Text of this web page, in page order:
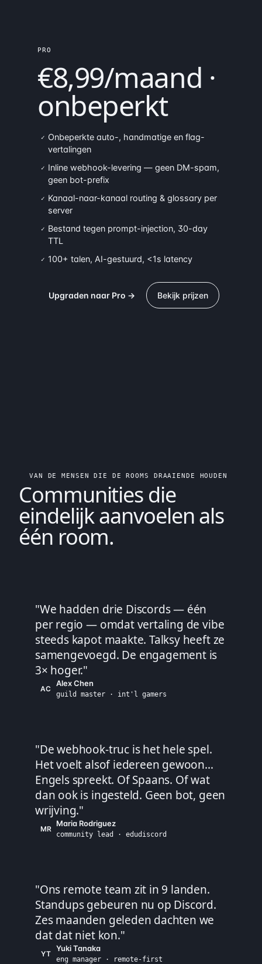
PRO
€8,99/maand ·
onbeperkt
✓ Onbeperkte auto-, handmatige en flag-
vertalingen
✓ Inline webhook-levering — geen DM-spam,
geen bot-prefix
✓ Kanaal-naar-kanaal routing & glossary per
server
✓ Bestand tegen prompt-injection, 30-day
TTL
✓ 100+ talen, AI-gestuurd, <1s latency
Upgraden naar Pro → Bekijk prijzen
VAN DE MENSEN DIE DE ROOMS DRAAIENDE HOUDEN
Communities die
eindelijk aanvoelen als
één room.
"We hadden drie Discords — één
per regio — omdat vertaling de vibe
steeds kapot maakte. Talksy heeft ze
samengevoegd. De engagement is
3× hoger."
AC
Alex Chen
guild master · int'l gamers
"De webhook-truc is het hele spel.
Het voelt alsof iedereen gewoon…
Engels spreekt. Of Spaans. Of wat
dan ook is ingesteld. Geen bot, geen
wrijving."
MR
Maria Rodriguez
community lead · edudiscord
"Ons remote team zit in 9 landen.
Standups gebeuren nu op Discord.
Zes maanden geleden dachten we
dat dat niet kon."
YT
Yuki Tanaka
eng manager · remote-first